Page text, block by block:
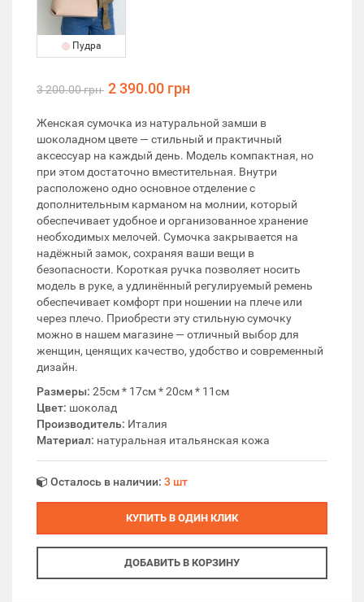
Пудра
3 200.00 грн 2 390.00 грн
Женская сумочка из натуральной замши в
шоколадном цвете — стильный и практичный
аксессуар на каждый день. Модель компактная, но
при этом достаточно вместительная. Внутри
расположено одно основное отделение с
дополнительным карманом на молнии, который
обеспечивает удобное и организованное хранение
необходимых мелочей. Сумочка закрывается на
надёжный замок, сохраняя ваши вещи в
безопасности. Короткая ручка позволяет носить
модель в руке, а удлинённый регулируемый ремень
обеспечивает комфорт при ношении на плече или
через плечо. Приобрести эту стильную сумочку
можно в нашем магазине — отличный выбор для
женщин, ценящих качество, удобство и современный
дизайн.
Размеры: 25см * 17см * 20см * 11см
Цвет: шоколад
Производитель: Италия
Материал: натуральная итальянская кожа
Осталось в наличии: 3 шт
КУПИТЬ В ОДИН КЛИК
ДОБАВИТЬ В КОРЗИНУ